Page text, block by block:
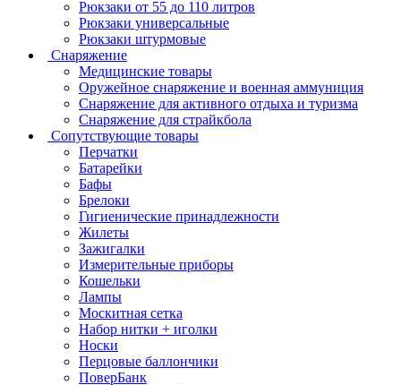
Рюкзаки от 55 до 110 литров
Рюкзаки универсальные
Рюкзаки штурмовые
Снаряжение
Медицинские товары
Оружейное снаряжение и военная аммуниция
Снаряжение для активного отдыха и туризма
Снаряжение для страйкбола
Сопутствующие товары
Перчатки
Батарейки
Бафы
Брелоки
Гигиенические принадлежности
Жилеты
Зажигалки
Измерительные приборы
Кошельки
Лампы
Москитная сетка
Набор нитки + иголки
Носки
Перцовые баллончики
ПоверБанк